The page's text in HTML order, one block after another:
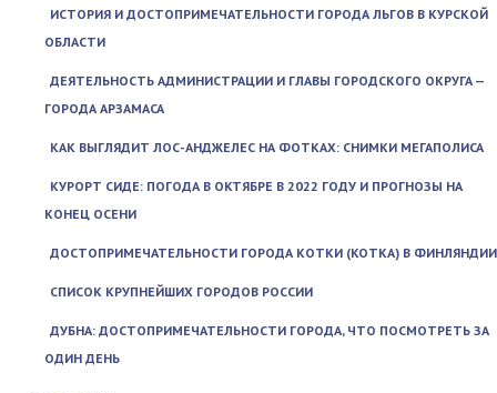
ИСТОРИЯ И ДОСТОПРИМЕЧАТЕЛЬНОСТИ ГОРОДА ЛЬГОВ В КУРСКОЙ
ОБЛАСТИ
ДЕЯТЕЛЬНОСТЬ АДМИНИСТРАЦИИ И ГЛАВЫ ГОРОДСКОГО ОКРУГА —
ГОРОДА АРЗАМАСА
КАК ВЫГЛЯДИТ ЛОС-АНДЖЕЛЕС НА ФОТКАХ: СНИМКИ МЕГАПОЛИСА
КУРОРТ СИДЕ: ПОГОДА В ОКТЯБРЕ В 2022 ГОДУ И ПРОГНОЗЫ НА
КОНЕЦ ОСЕНИ
ДОСТОПРИМЕЧАТЕЛЬНОСТИ ГОРОДА КОТКИ (KOTKA) В ФИНЛЯНДИИ
СПИСОК КРУПНЕЙШИХ ГОРОДОВ РОССИИ
ДУБНА: ДОСТОПРИМЕЧАТЕЛЬНОСТИ ГОРОДА, ЧТО ПОСМОТРЕТЬ ЗА
ОДИН ДЕНЬ